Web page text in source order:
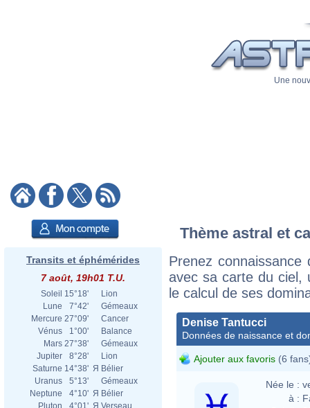
Une
Transits et éphémérides
7 août, 19h01 T.U.
Soleil 15°18'
Lion
Lune
7°42'
Gémeaux
Mercure 27°09'
Cancer
Vénus
1°00'
Balance
Mars 27°38'
Gémeaux
Jupiter
8°28'
Lion
Saturne 14°38' Я Bélier
Uranus
5°13'
Gémeaux
Neptune
4°10' Я Bélier
Pluton
4°01' Я Verseau
Thème astral et
Prenez
avec sa carte du ciel,
le calcul de ses
Denise Tantucci
Données de naissance et
Ajouter aux favoris (6
Née le :
à :